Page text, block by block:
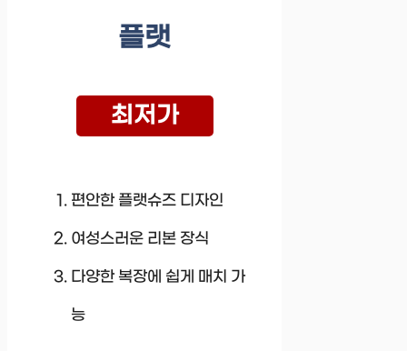
플랫
최저가
편안한 플랫슈즈 디자인
여성스러운 리본 장식
다양한 복장에 쉽게 매치 가
능